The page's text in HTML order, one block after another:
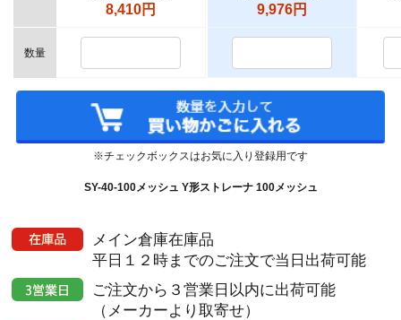
※チェックボックスはお気に入り登録用です
SY-40-100メッシュ Y形ストレーナ 100メッシュ
数量
8,410円 9,976円
メイン倉庫在庫品
平日１２時までのご注文で当日出荷可能
ご注文から３営業日以内に出荷可能
（メーカーより取寄せ）